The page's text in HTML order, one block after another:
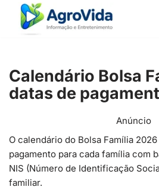
Pular
conteúdo
Calendário Bolsa
datas de
Anúncio
O calendário do Bolsa Família
pagamento para cada família com
NIS (Número de Identificação
familiar.